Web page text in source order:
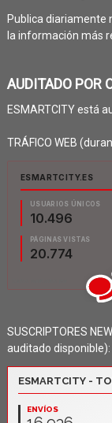
Publica diariamente
la información más
AUDITADO POR
ESMARTCITY está
TRÁFICO WEB
SUSCRIPTORES
auditado disponible):